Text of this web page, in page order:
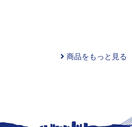
商品をもっと見る